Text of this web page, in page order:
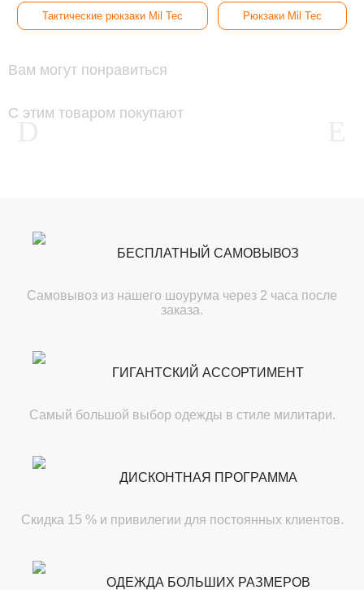
Тактические рюкзаки Mil Tec Рюкзаки Mil Tec
Вам могут понравиться
С этим товаром покупают
БЕСПЛАТНЫЙ САМОВЫВОЗ
Самовывоз из нашего шоурума через 2 часа после
заказа.
ГИГАНТСКИЙ АССОРТИМЕНТ
Самый большой выбор одежды в стиле милитари.
ДИСКОНТНАЯ ПРОГРАММА
Скидка 15 % и привилегии для постоянных клиентов.
ОДЕЖДА БОЛЬШИХ РАЗМЕРОВ